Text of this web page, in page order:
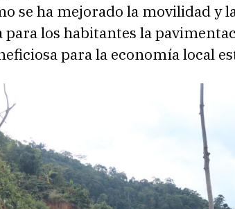
se ha mejorado la movilidad y
para los habitantes la
para la economía local